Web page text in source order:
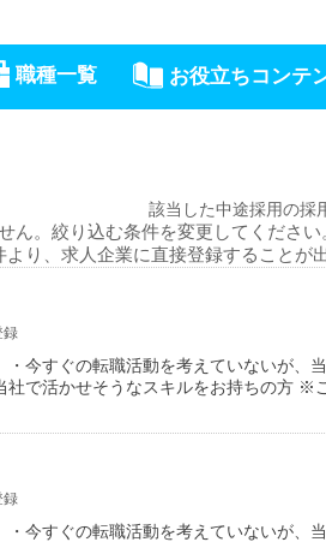
職種一覧 お役立ちコンテ
該当した中途採用の採
ん。絞り込む条件を変更してください
り、求人企業に直接登録することが
録
今すぐの転職活動を考えていないが、
社で活かせそうなスキルをお持ちの方 ※
録
今すぐの転職活動を考えていないが、